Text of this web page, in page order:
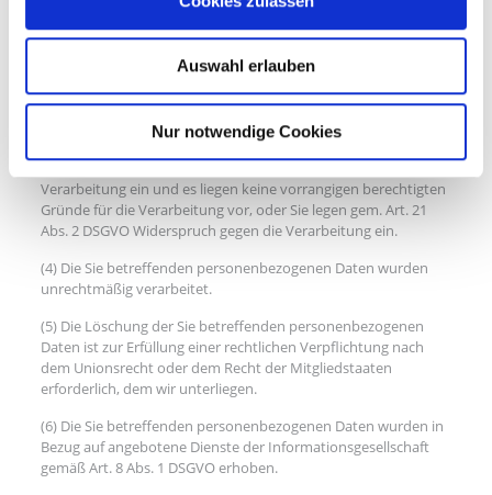
Auswahl erlauben
Nur notwendige Cookies
Zwecke, für die sie erhoben oder auf sonstige Weise verarbeitet
wurden, nicht mehr notwendig.
(2) Sie widerrufen Ihre Einwilligung, auf die sich die
Verarbeitung gem. Art. 6 Abs. 1 lit. a oder Art. 9 Abs. 2 lit. a
DSGVO stützte, und es fehlt an einer anderweitigen
Rechtsgrundlage für die Verarbeitung.
(3) Sie legen gem. Art. 21 Abs. 1 DSGVO Widerspruch gegen die
Verarbeitung ein und es liegen keine vorrangigen berechtigten
Gründe für die Verarbeitung vor, oder Sie legen gem. Art. 21
Abs. 2 DSGVO Widerspruch gegen die Verarbeitung ein.
(4) Die Sie betreffenden personenbezogenen Daten wurden
unrechtmäßig verarbeitet.
(5) Die Löschung der Sie betreffenden personenbezogenen
Daten ist zur Erfüllung einer rechtlichen Verpflichtung nach
dem Unionsrecht oder dem Recht der Mitgliedstaaten
erforderlich, dem wir unterliegen.
(6) Die Sie betreffenden personenbezogenen Daten wurden in
Bezug auf angebotene Dienste der Informationsgesellschaft
gemäß Art. 8 Abs. 1 DSGVO erhoben.